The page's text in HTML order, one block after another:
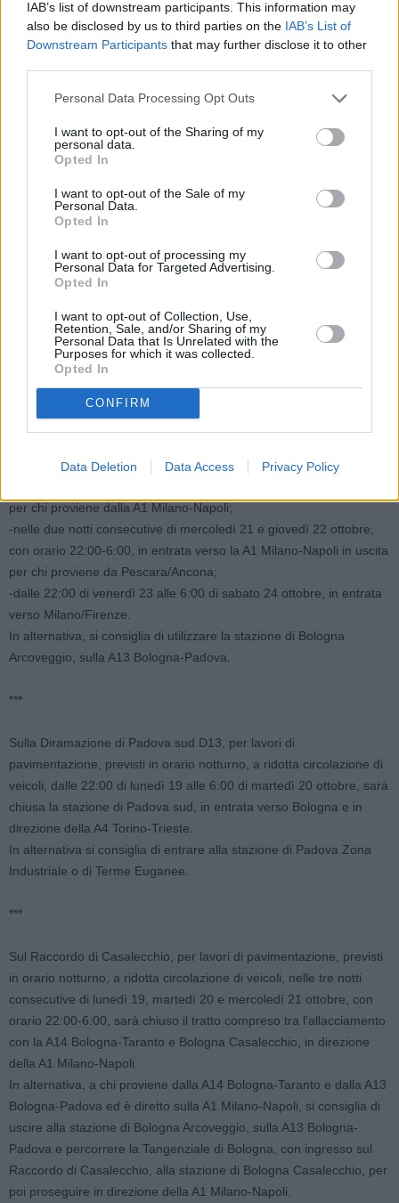
IAB’s list of downstream participants. This information may
also be disclosed by us to third parties on the IAB’s List of
Downstream Participants that may further disclose it to other
Personal Data Processing Opt Outs
I want to opt-out of the Sharing of my
personal data.
Opted In
I want to opt-out of the Sale of my
Personal Data.
Opted In
I want to opt-out of processing my
Personal Data for Targeted Advertising.
Opted In
I want to opt-out of Collection, Use,
Retention, Sale, and/or Sharing of my
Personal Data that Is Unrelated with the
Purposes for which it was collected.
Opted In
CONFIRM
Data Deletion Data Access Privacy Policy
delle barriere di sicurezza, previsti in orario notturno, a ridotta
circolazione di veicoli, nelle tre notti consecutive di mercoledì 21,
In alternativa si consiglia di uscire alla stazione di Cesena o di Forlì.
Ancora sulla A14 Bologna-Taranto, per lavori di pavimentazione,
previsti in orario notturno, a ridotta circolazione di veicoli, dalle
22:00 di martedì 20 alle 6:00 di mercoledì 21 ottobre, sarà chiusa
la stazione di Bologna San Lazzaro, in uscita per chi proviene da
Bologna e da Pescara/Ancona.
In alternativa si consiglia di uscire alla stazione di Castel San Pietro
o di Bologna Fiera.
Sulla A14 Bologna-Taranto. per lavori di pavimentazione, previsti in
orario notturno, a ridotta circolazione di veicoli, sarà chiusa la
per chi proviene dalla A1 Milano-Napoli;
-nelle due notti consecutive di mercoledì 21 e giovedì 22 ottobre,
con orario 22:00-6:00, in entrata verso la A1 Milano-Napoli in uscita
per chi proviene da Pescara/Ancona;
-dalle 22:00 di venerdì 23 alle 6:00 di sabato 24 ottobre, in entrata
verso Milano/Firenze.
In alternativa, si consiglia di utilizzare la stazione di Bologna
Arcoveggio, sulla A13 Bologna-Padova.
***
Sulla Diramazione di Padova sud D13, per lavori di
pavimentazione, previsti in orario notturno, a ridotta circolazione di
veicoli, dalle 22:00 di lunedì 19 alle 6:00 di martedì 20 ottobre, sarà
chiusa la stazione di Padova sud, in entrata verso Bologna e in
direzione della A4 Torino-Trieste.
In alternativa si consiglia di entrare alla stazione di Padova Zona
Industriale o di Terme Euganee.
***
Sul Raccordo di Casalecchio, per lavori di pavimentazione, previsti
in orario notturno, a ridotta circolazione di veicoli, nelle tre notti
consecutive di lunedì 19, martedì 20 e mercoledì 21 ottobre, con
orario 22:00-6:00, sarà chiuso il tratto compreso tra l’allacciamento
con la A14 Bologna-Taranto e Bologna Casalecchio, in direzione
della A1 Milano-Napoli.
In alternativa, a chi proviene dalla A14 Bologna-Taranto e dalla A13
Bologna-Padova ed è diretto sulla A1 Milano-Napoli, si consiglia di
uscire alla stazione di Bologna Arcoveggio, sulla A13 Bologna-
Padova e percorrere la Tangenziale di Bologna, con ingresso sul
Raccordo di Casalecchio, alla stazione di Bologna Casalecchio, per
poi proseguire in direzione della A1 Milano-Napoli.